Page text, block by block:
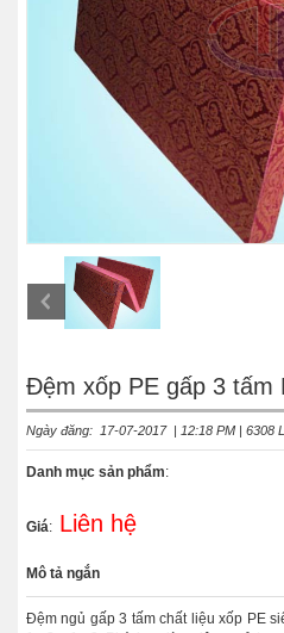
Đệm xốp PE gấp 3 tấm
Ngày đăng: 17-07-2017 | 12:18 PM | 6308
Danh mục sản phẩm:
Giá: Liên hệ
Mô tả ngắn
Đệm ngủ gấp 3 tấm chất liệu xốp PE